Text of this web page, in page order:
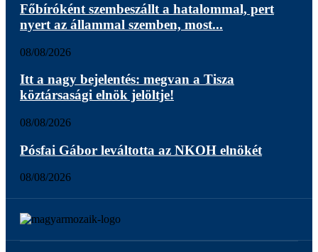
Főbíróként szembeszállt a hatalommal, pert
nyert az állammal szemben, most...
08/08/2026
Itt a nagy bejelentés: megvan a Tisza
köztársasági elnök jelöltje!
08/08/2026
Pósfai Gábor leváltotta az NKOH elnökét
08/08/2026